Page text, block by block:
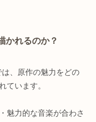
かれるのか？
、原作の魅力をどの
ています。
魅力的な音楽が合わさ